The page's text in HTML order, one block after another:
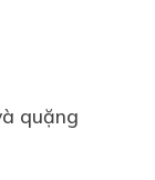
quặng